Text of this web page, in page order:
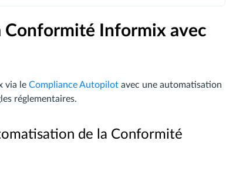
Informix avec
via le Compliance Autopilot avec une automatisation
réglementaires.
de la Conformité